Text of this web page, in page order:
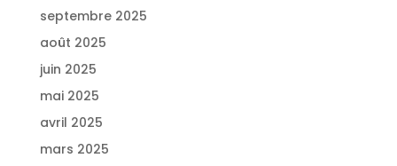
septembre 2025
août 2025
juin 2025
mai 2025
avril 2025
mars 2025